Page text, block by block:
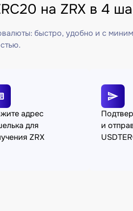
на ZRX в 4
быстро, удобно и с
адрес
для
ZRX
и